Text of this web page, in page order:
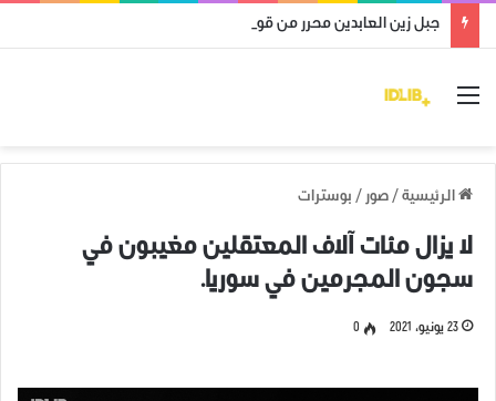
جبل زين العابدين محرر من قوات النظام وميليشياته
القائمة
الرئيسية / صور / بوسترات
لا يزال مئات آلاف المعتقلين مغيبون في
سجون المجرمين في سوريا.
23 يونيو، 2021 0